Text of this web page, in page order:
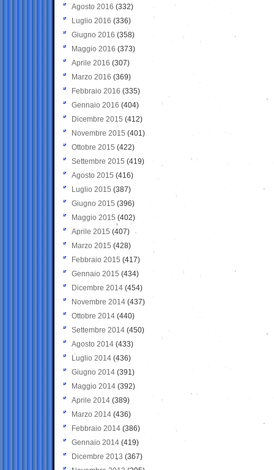
Agosto 2016 (332)
Luglio 2016 (336)
Giugno 2016 (358)
Maggio 2016 (373)
Aprile 2016 (307)
Marzo 2016 (369)
Febbraio 2016 (335)
Gennaio 2016 (404)
Dicembre 2015 (412)
Novembre 2015 (401)
Ottobre 2015 (422)
Settembre 2015 (419)
Agosto 2015 (416)
Luglio 2015 (387)
Giugno 2015 (396)
Maggio 2015 (402)
Aprile 2015 (407)
Marzo 2015 (428)
Febbraio 2015 (417)
Gennaio 2015 (434)
Dicembre 2014 (454)
Novembre 2014 (437)
Ottobre 2014 (440)
Settembre 2014 (450)
Agosto 2014 (433)
Luglio 2014 (436)
Giugno 2014 (391)
Maggio 2014 (392)
Aprile 2014 (389)
Marzo 2014 (436)
Febbraio 2014 (386)
Gennaio 2014 (419)
Dicembre 2013 (367)